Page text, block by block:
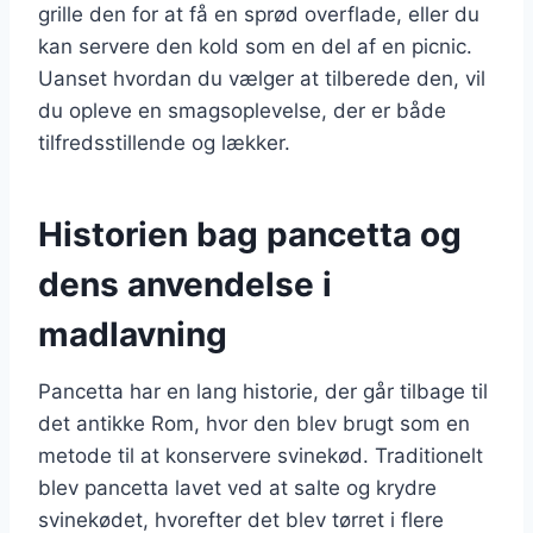
grille den for at få en sprød overflade, eller du
kan servere den kold som en del af en picnic.
Uanset hvordan du vælger at tilberede den, vil
du opleve en smagsoplevelse, der er både
tilfredsstillende og lækker.
Historien bag pancetta og
dens anvendelse i
madlavning
Pancetta har en lang historie, der går tilbage til
det antikke Rom, hvor den blev brugt som en
metode til at konservere svinekød. Traditionelt
blev pancetta lavet ved at salte og krydre
svinekødet, hvorefter det blev tørret i flere